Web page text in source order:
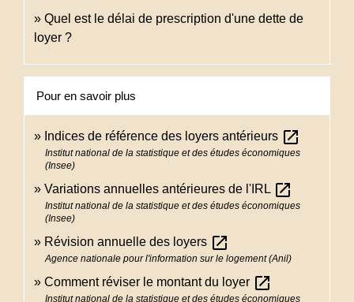
Quel est le délai de prescription d'une dette de
loyer ?
Pour en savoir plus
Indices de référence des loyers antérieurs open_in_new
Institut national de la statistique et des études économiques
(Insee)
Variations annuelles antérieures de l'IRL open_in_new
Institut national de la statistique et des études économiques
(Insee)
Révision annuelle des loyers open_in_new
Agence nationale pour l'information sur le logement (Anil)
Comment réviser le montant du loyer open_in_new
Institut national de la statistique et des études économiques